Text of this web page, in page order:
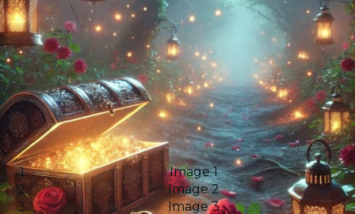
Image 1
Image 2
Image 3